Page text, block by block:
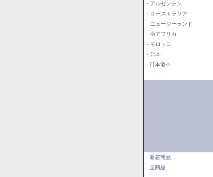
- アルゼンチン
- オーストラリア
- ニュージーランド
- 南アフリカ
- モロッコ
- 日本
日本酒->
新着商品...
全商品...